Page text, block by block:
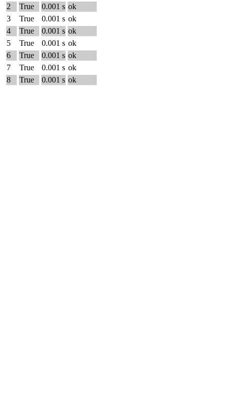
2
True 0.001 s ok
3
True 0.001 s ok
4
True 0.001 s ok
5
True 0.001 s ok
6
True 0.001 s ok
7
True 0.001 s ok
8
True 0.001 s ok